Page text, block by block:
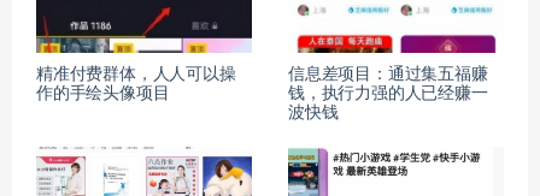
精准付费群体，人人可以操
作的手绘头像项目
信息差项目：通过集五福赚
钱，执行力强的人已经赚一
波快钱